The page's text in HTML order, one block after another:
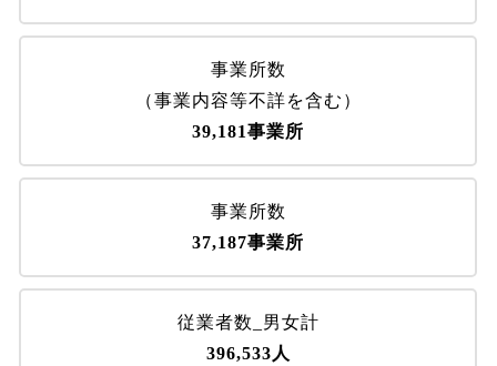
事業所数
（事業内容等不詳を含む）
39,181事業所
事業所数
37,187事業所
従業者数_男女計
396,533人